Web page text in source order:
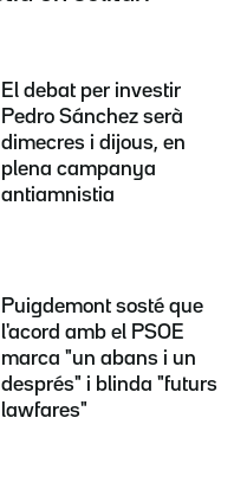
El debat per investir
Pedro Sánchez serà
dimecres i dijous, en
plena campanya
antiamnistia
Puigdemont sosté que
l'acord amb el PSOE
marca "un abans i un
després" i blinda "futurs
lawfares"